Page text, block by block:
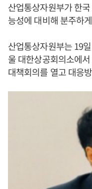
산업통상자원부가 한
능성에 대비해 분주하
산업통상자원부는 19
울 대한상공회의소에
대책회의를 열고 대응